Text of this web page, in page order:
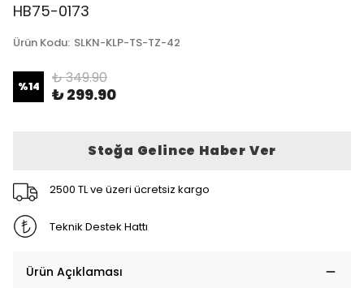
HB75-0173
Ürün Kodu: SLKN-KLP-TS-TZ-42
%14 ₺ 349.90
₺ 299.90
Stoğa Gelince Haber Ver
2500 TL ve üzeri ücretsiz kargo
Teknik Destek Hattı
Ürün Açıklaması